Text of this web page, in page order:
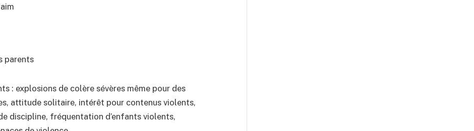
parents
: explosions de colère sévères même pour des
attitude solitaire, intérêt pour contenus violents,
discipline, fréquentation d’enfants violents,